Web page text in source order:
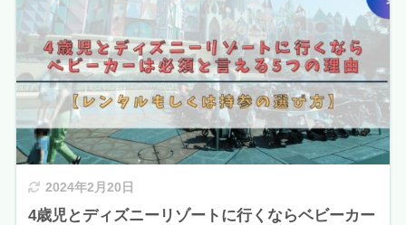
2024年2月20日
4歳児とディズニーリゾートに行くならベビーカー